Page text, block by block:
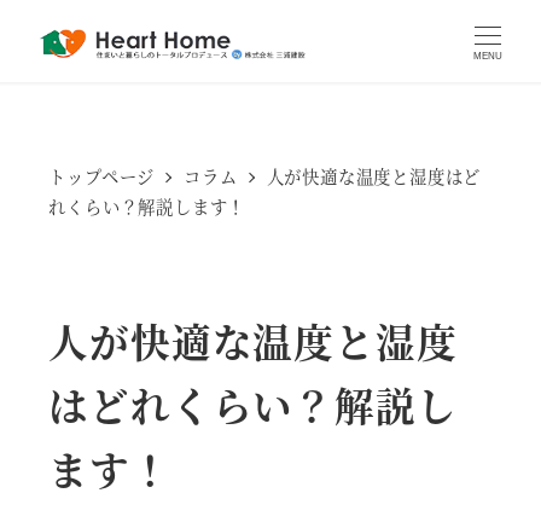
MENU
トップページ コラム
人が快適な温度と湿度はど
れくらい？解説します！
人が快適な温度と湿度
はどれくらい？解説し
ます！